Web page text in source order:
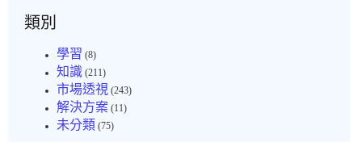
類別
學習 (8)
知識 (211)
市場透視 (243)
解決方案 (11)
未分類 (75)